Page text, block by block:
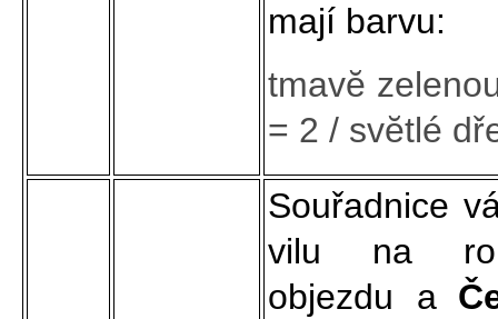
mají barvu:
tmavĕ
= 2 / svĕtlé
Souřadnice
vilu na
objezdu a